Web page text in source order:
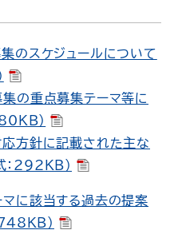
のスケジュールについて
の重点募集テーマ等に
）
方針に記載された主な
：292KB）
に該当する過去の提案
748KB）